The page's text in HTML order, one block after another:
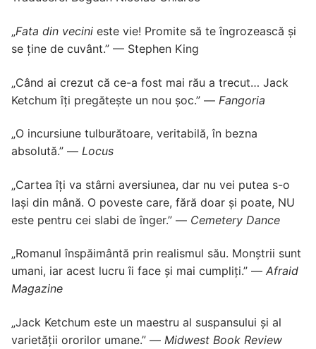
„Fata din vecini este vie! Promite să te îngrozească și
se ține de cuvânt.” — Stephen King
„Când ai crezut că ce-a fost mai rău a trecut… Jack
Ketchum îți pregătește un nou șoc.” — Fangoria
„O incursiune tulburătoare, veritabilă, în bezna
absolută.” — Locus
„Cartea îți va stârni aversiunea, dar nu vei putea s-o
lași din mână. O poveste care, fără doar și poate, NU
este pentru cei slabi de înger.” — Cemetery Dance
„Romanul înspăimântă prin realismul său. Monștrii sunt
umani, iar acest lucru îi face și mai cumpliți.” — Afraid
Magazine
„Jack Ketchum este un maestru al suspansului și al
varietății ororilor umane.” — Midwest Book Review